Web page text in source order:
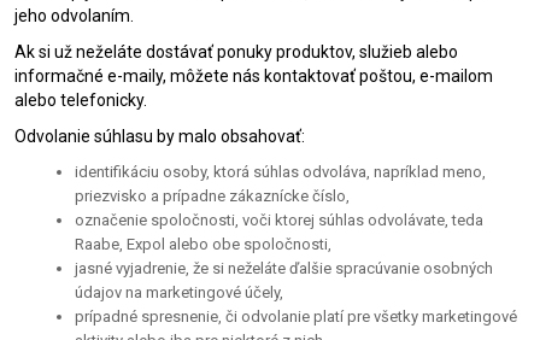
jeho odvolaním.
Ak si už neželáte dostávať ponuky produktov, služieb alebo
informačné e-maily, môžete nás kontaktovať poštou, e-mailom
alebo telefonicky.
Odvolanie súhlasu by malo obsahovať:
identifikáciu osoby, ktorá súhlas odvoláva, napríklad meno,
priezvisko a prípadne zákaznícke číslo,
označenie spoločnosti, voči ktorej súhlas odvolávate, teda
Raabe, Expol alebo obe spoločnosti,
jasné vyjadrenie, že si neželáte ďalšie spracúvanie osobných
údajov na marketingové účely,
prípadné spresnenie, či odvolanie platí pre všetky marketingové